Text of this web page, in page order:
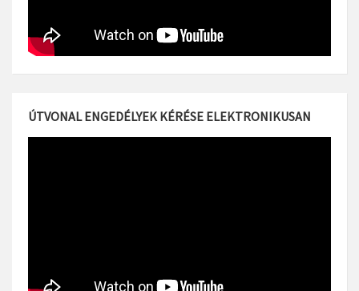
ÚTVONAL ENGEDÉLYEK KÉRÉSE ELEKTRONIKUSAN